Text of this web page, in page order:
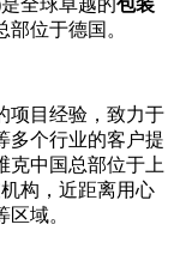
是全球卓越的包装
部位于德国。
项目经验，致力于
多个行业的客户提
克中国总部位于上
构，近距离用心
域。